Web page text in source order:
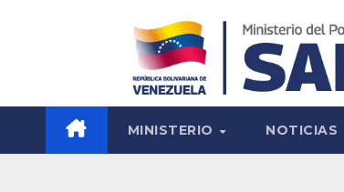
MINISTERIO NOTICIAS